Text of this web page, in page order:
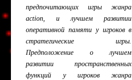
предпочитающих игры жанра
action, и лучшем развитии
оперативной памяти у игроков в
стратегические игры.
Предположение о лучшем
развитии пространственных
функций у игроков жанра